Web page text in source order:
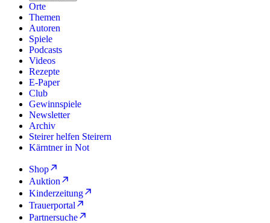
Orte
Themen
Autoren
Spiele
Podcasts
Videos
Rezepte
E-Paper
Club
Gewinnspiele
Newsletter
Archiv
Steirer helfen Steirern
Kärntner in Not
Shop
Auktion
Kinderzeitung
Trauerportal
Partnersuche